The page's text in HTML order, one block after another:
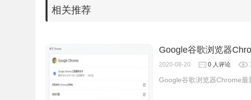
Google Chrome v89.0.4389.90 官方正式版 离线安装包（
Google Chrome v89.0.4389.90 官方正式版 离线安装包（
https://dl.google.com/edgedl/chrome/install/
相关推荐
Google谷歌浏览器
2020-08-20 0 人评论
Google谷歌浏览器Chrome